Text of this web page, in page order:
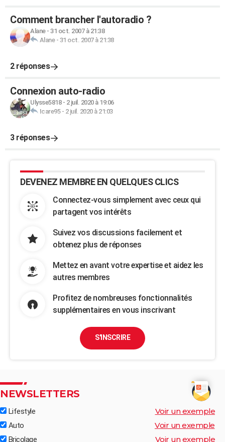
Comment brancher l'autoradio ?
Alane- 31 oct. 2007 à 21:38
Alane- 31 oct. 2007 à 21:38
2 réponses
Connexion auto-radio
Ulysse5818- 2 juil. 2020 à 19:06
Icare95- 2 juil. 2020 à 21:03
3 réponses
DEVENEZ MEMBRE EN QUELQUES CLICS
Connectez-vous simplement avec ceux qui
partagent vos intérêts
Suivez vos discussions facilement et
obtenez plus de réponses
Mettez en avant votre expertise et aidez les
autres membres
Profitez de nombreuses fonctionnalités
supplémentaires en vous inscrivant
S'INSCRIRE
NEWSLETTERS
Lifestyle Voir un exemple
Auto Voir un exemple
Bricolage Voir un exemple